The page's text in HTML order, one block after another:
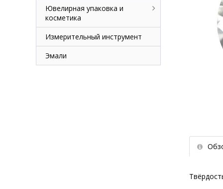
Ювелирная упаковка и
косметика
Измерительный инструмент
Эмали